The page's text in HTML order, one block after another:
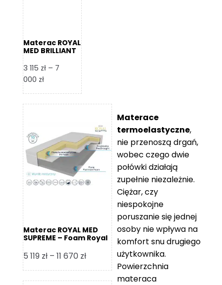
Materac ROYAL
MED BRILLIANT
3 115 zł – 7
000 złZakres
od
7
000 zł
Materac ROYAL MED
SUPREME – Foam Royal
5 119 zł – 11 670 złZakres
cen:
od
Materace
termoelastyczne,
nie przenoszą drgań,
wobec czego dwie
połówki działają
zupełnie niezależnie.
Ciężar, czy
niespokojne
poruszanie się jednej
osoby nie wpływa na
komfort snu drugiego
użytkownika.
Powierzchnia
materaca